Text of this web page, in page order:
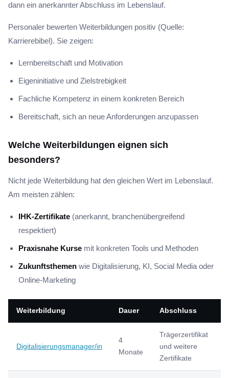
dann ein anerkannter Abschluss im Lebenslauf.
Personaler bewerten Weiterbildungen positiv (Quelle:
Karrierebibel). Sie zeigen:
Lernbereitschaft und Motivation
Eigeninitiative und Zielstrebigkeit
Fachliche Kompetenz in einem konkreten Bereich
Bereitschaft, sich an neue Anforderungen anzupassen
Welche Weiterbildungen eignen sich
besonders?
Nicht jede Weiterbildung hat den gleichen Wert im Lebenslauf.
Am meisten zählen:
IHK-Zertifikate (anerkannt, branchenübergreifend
respektiert)
Praxisnahe Kurse mit konkreten Tools und Methoden
Zukunftsthemen wie Digitalisierung, KI, Social Media oder
Online-Marketing
Weiterbildung Dauer Abschluss
Digitalisierungsmanager/in
4
Monate
Trägerzertifikat
und weitere
Zertifikate